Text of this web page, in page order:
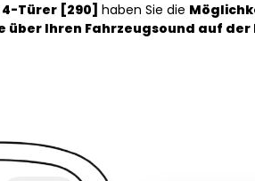
4-Türer [290] haben Sie die
über Ihren Fahrzeugsound auf der